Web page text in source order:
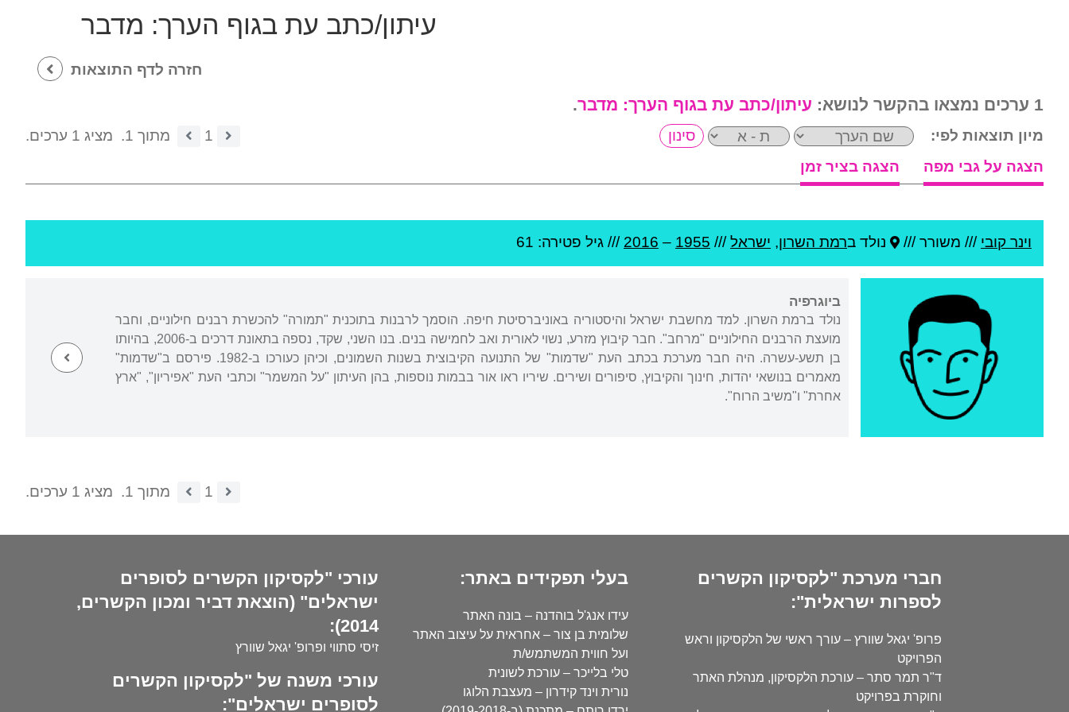
עיתון/כתב עת בגוף הערך: מדבר
חזרה לדף התוצאות
1 ערכים נמצאו בהקשר לנושא: עיתון/כתב עת בגוף הערך: מדבר.
מיון תוצאות לפי: 1 מתוך 1.
מציג 1 ערכים.
הצגה על גבי מפה
הצגה בציר זמן
וינר קובי /// משורר /// נולד ברמת השרון, ישראל///
1955
–
2016 /// גיל פטירה: 61
ביוגרפיה
נולד ברמת השרון. למד מחשבת ישראל והיסטוריה באוניברסיטת חיפה. הוסמך לרבנות בתוכנית "תמורה" להכשרת רבנים חילוניים, וחבר
מועצת הרבנים החילוניים "מרחב". חבר קיבוץ מזרע, נשוי לאורית ואב לחמישה בנים. בנו השני, שקד, נספה בתאונת דרכים ב-2006, בהיותו
בן תשע-עשרה. היה חבר מערכת בכתב העת "שדמות" של התנועה הקיבוצית בשנות השמונים, וכיהן כעורכו ב-1982. פירסם ב"שדמות"
מאמרים בנושאי יהדות, חינוך והקיבוץ, סיפורים ושירים. שיריו ראו אור בבמות נוספות, בהן העיתון "על המשמר" וכתבי העת "אפיריון", "ארץ
אחרת" ו"משיב הרוח".
1 מתוך 1. מציג 1 ערכים.
חברי מערכת "לקסיקון הקשרים
לספרות ישראלית":
פרופ' יגאל שוורץ – עורך ראשי של הלקסיקון וראש
הפרויקט
ד"ר תמר סתר – עורכת הלקסיקון, מנהלת האתר
וחוקרת בפרויקט
בעלי תפקידים באתר:
עידו אנג'ל בוהדנה – בונה האתר
שלומית בן צור – אחראית על עיצוב האתר
ועל חווית המשתמש/ת
טלי בלייכר – עורכת לשונית
נורית וינד קידרון – מעצבת הלוגו
עורכי "לקסיקון הקשרים לסופרים
ישראלים" (הוצאת דביר ומכון הקשרים,
2014):
זיסי סתווי ופרופ' יגאל שוורץ
עורכי משנה של "לקסיקון הקשרים
לסופרים ישראלים":